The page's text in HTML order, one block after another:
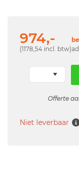
974,-
(1178,54 incl. btw)
Offerte
Niet leverbaar